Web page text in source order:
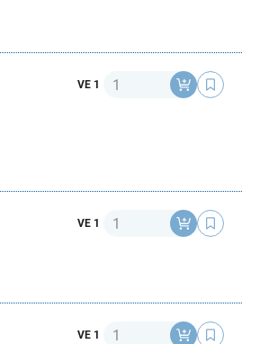
VE 1 Anzahl
VE 1 Anzahl
VE 1 Anzahl